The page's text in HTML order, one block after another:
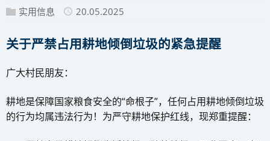
实用信息 20.05.2025
关于严禁占用耕地倾倒垃圾的紧急提醒
广大村民朋友：
耕地是保障国家粮食安全的“命根子”，任何占用耕地倾倒垃圾
的行为均属违法行为！为严守耕地保护红线，现郑重提醒：